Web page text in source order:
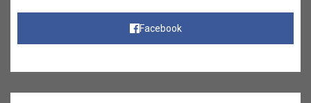
Facebook